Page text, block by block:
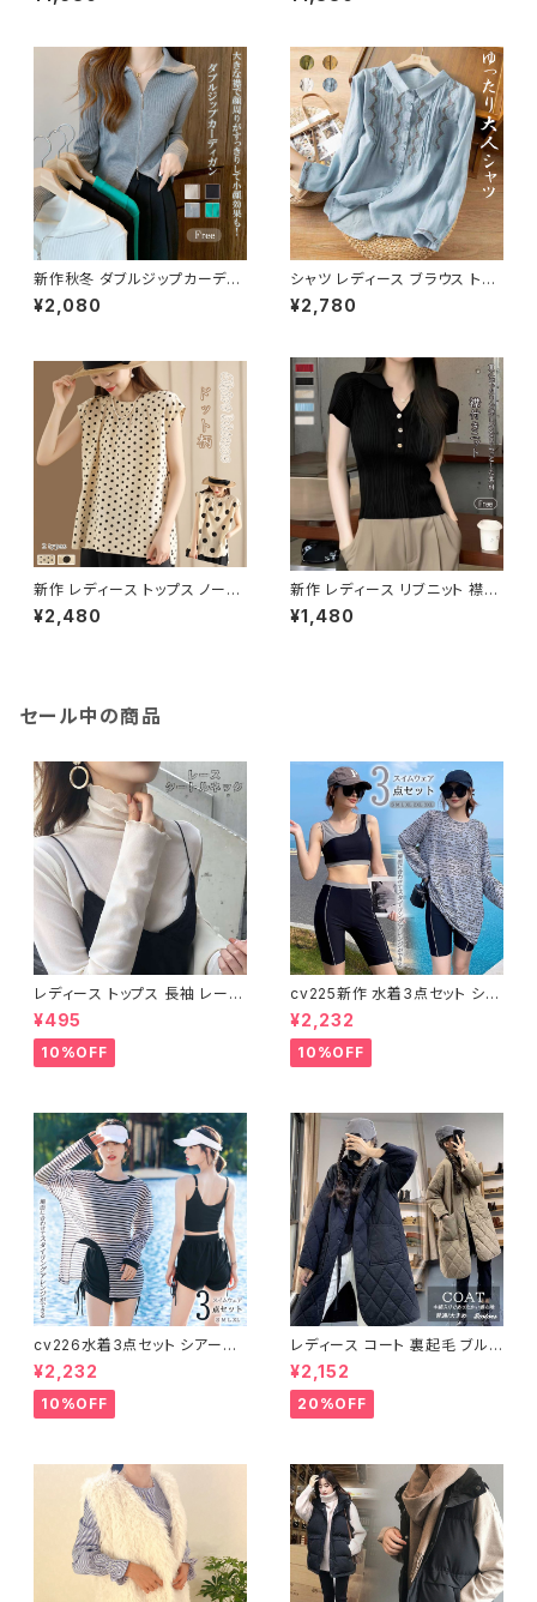
ーストップス Ｖネック トレンド き 長袖 きれいめ
新作秋冬 ダブルジップカーディ
ガン ジップアップセーター レイ
ヤード 重ね着 トップス
¥2,080
シャツ レディース ブラウス トッ
プス ボタン 長袖 綿麻風 長袖ト
ップス 刺繍 羽織り 前開き 薄手
¥2,780
新作 レディース トップス ノース
リーブ ブラウス トップスドット柄
可愛い 春シャツ 春夏 着映え
¥2,480
新作 レディース リブニット 襟付
きニット 半袖 トップス ポロシャ
ツ 半袖ニット
¥1,480
セール中の商品
レディース トップス 長袖 レース
タートルネック ファッション 4色
美ライン
¥495
10%OFF
cv225新作 水着3点セット シア
ートップス ラッシュガード 長袖
日焼け防止 体型カバー
¥2,232
10%OFF
cv226水着3点セット シアート
ップス ラッシュガード 長袖 日焼
け防止 体型カバー
¥2,232
10%OFF
レディース コート 裏起毛 ブルゾ
ン ジャンパー ジャケット キルテ
ィング 中綿
¥2,152
20%OFF